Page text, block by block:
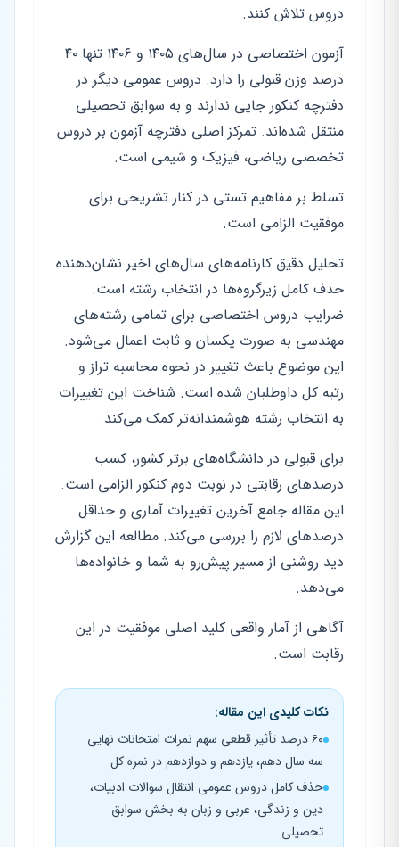
دروس تلاش کنند.
آزمون اختصاصی در سال‌های ۱۴۰۵ و ۱۴۰۶ تنها ۴۰
درصد وزن قبولی را دارد. دروس عمومی دیگر در
دفترچه کنکور جایی ندارند و به سوابق تحصیلی
منتقل شده‌اند. تمرکز اصلی دفترچه آزمون بر دروس
تخصصی ریاضی، فیزیک و شیمی است.
تسلط بر مفاهیم تستی در کنار تشریحی برای
موفقیت الزامی است.
تحلیل دقیق کارنامه‌های سال‌های اخیر نشان‌دهنده
حذف کامل زیرگروه‌ها در انتخاب رشته است.
ضرایب دروس اختصاصی برای تمامی رشته‌های
مهندسی به صورت یکسان و ثابت اعمال می‌شود.
این موضوع باعث تغییر در نحوه محاسبه تراز و
رتبه کل داوطلبان شده است. شناخت این تغییرات
به انتخاب رشته هوشمندانه‌تر کمک می‌کند.
برای قبولی در دانشگاه‌های برتر کشور، کسب
درصدهای رقابتی در نوبت دوم کنکور الزامی است.
این مقاله جامع آخرین تغییرات آماری و حداقل
درصدهای لازم را بررسی می‌کند. مطالعه این گزارش
دید روشنی از مسیر پیش‌رو به شما و خانواده‌ها
می‌دهد.
آگاهی از آمار واقعی کلید اصلی موفقیت در این
رقابت است.
نکات کلیدی این مقاله:
۶۰ درصد تأثیر قطعی سهم نمرات امتحانات نهایی
سه سال دهم، یازدهم و دوازدهم در نمره کل
حذف کامل دروس عمومی انتقال سوالات ادبیات،
دین و زندگی، عربی و زبان به بخش سوابق
تحصیلی